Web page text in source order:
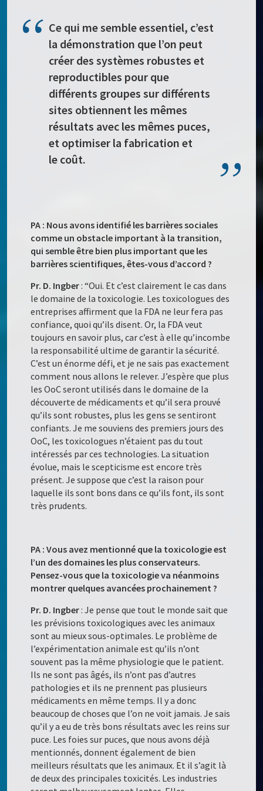
Ce qui me semble essentiel, c’est
la démonstration que l’on peut
créer des systèmes robustes et
reproductibles pour que
différents groupes sur différents
sites obtiennent les mêmes
résultats avec les mêmes puces,
et optimiser la fabrication et
le coût.
PA : Nous avons identifié les barrières sociales
comme un obstacle important à la transition,
qui semble être bien plus important que les
barrières scientifiques, êtes-vous d’accord ?
Pr. D. Ingber: “Oui. Et c’est clairement le cas dans
le domaine de la toxicologie. Les toxicologues des
entreprises affirment que la FDA ne leur fera pas
confiance, quoi qu’ils disent. Or, la FDA veut
toujours en savoir plus, car c’est à elle qu’incombe
la responsabilité ultime de garantir la sécurité.
C’est un énorme défi, et je ne sais pas exactement
comment nous allons le relever. J’espère que plus
les OoC seront utilisés dans le domaine de la
découverte de médicaments et qu’il sera prouvé
qu’ils sont robustes, plus les gens se sentiront
confiants. Je me souviens des premiers jours des
OoC, les toxicologues n’étaient pas du tout
intéressés par ces technologies. La situation
évolue, mais le scepticisme est encore très
présent. Je suppose que c’est la raison pour
laquelle ils sont bons dans ce qu’ils font, ils sont
très prudents.
PA : Vous avez mentionné que la toxicologie est
l’un des domaines les plus conservateurs.
Pensez-vous que la toxicologie va néanmoins
montrer quelques avancées prochainement ?
Pr. D. Ingber: Je pense que tout le monde sait que
les prévisions toxicologiques avec les animaux
sont au mieux sous-optimales. Le problème de
l’expérimentation animale est qu’ils n’ont
souvent pas la même physiologie que le patient.
Ils ne sont pas âgés, ils n’ont pas d’autres
pathologies et ils ne prennent pas plusieurs
médicaments en même temps. Il y a donc
beaucoup de choses que l’on ne voit jamais. Je sais
qu’il y a eu de très bons résultats avec les reins sur
puce. Les foies sur puces, que nous avons déjà
mentionnés, donnent également de bien
meilleurs résultats que les animaux. Et il s’agit là
de deux des principales toxicités. Les industries